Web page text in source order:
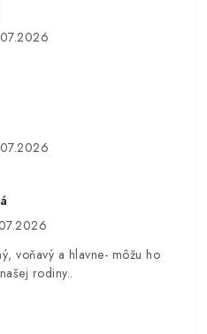
voňavý a hlavne- môžu ho
rodiny..